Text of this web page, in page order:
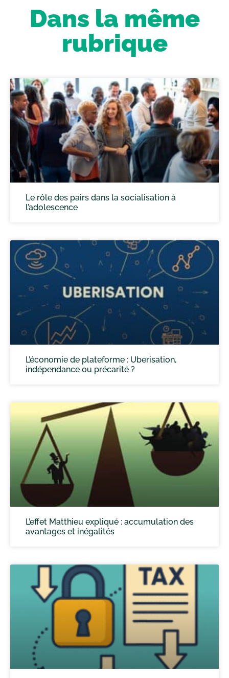
Dans la même
rubrique
Le rôle des pairs dans la socialisation à
l’adolescence
L’économie de plateforme : Uberisation,
indépendance ou précarité ?
L’effet Matthieu expliqué : accumulation des
avantages et inégalités